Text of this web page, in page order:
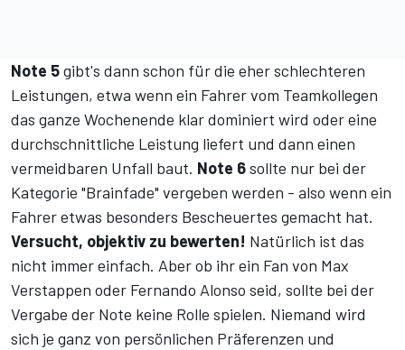
Note 5gibt's dann schon für die eher schlechteren
Leistungen, etwa wenn ein Fahrer vom Teamkollegen
das ganze Wochenende klar dominiert wird oder eine
durchschnittliche Leistung liefert und dann einen
vermeidbaren Unfall baut. Note 6sollte nur bei der
Kategorie "Brainfade" vergeben werden - also wenn ein
Fahrer etwas besonders Bescheuertes gemacht hat.
Versucht, objektiv zu bewerten! Natürlich ist das
nicht immer einfach. Aber ob ihr ein Fan von Max
Verstappen oder Fernando Alonso seid, sollte bei der
Vergabe der Note keine Rolle spielen. Niemand wird
sich je ganz von persönlichen Präferenzen und